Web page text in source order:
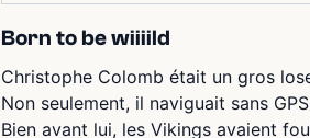
Born to be wiiiild
Christophe Colomb était un gros
Non seulement, il naviguait sans
Bien avant lui, les Vikings avaient